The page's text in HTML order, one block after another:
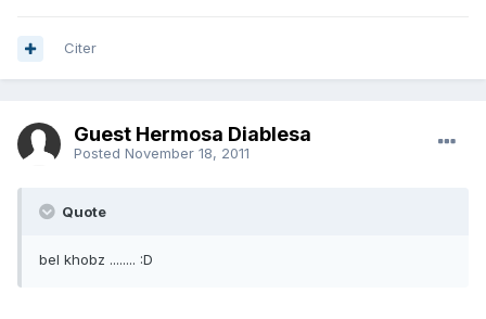
Citer
Guest Hermosa Diablesa
Posted November 18, 2011
Quote
bel khobz ........ :D